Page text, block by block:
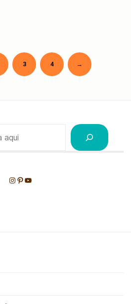
3 4 Older
→
Instagram
Pinterest
Youtube